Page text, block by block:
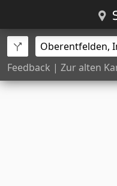
Feedback | Zur alten